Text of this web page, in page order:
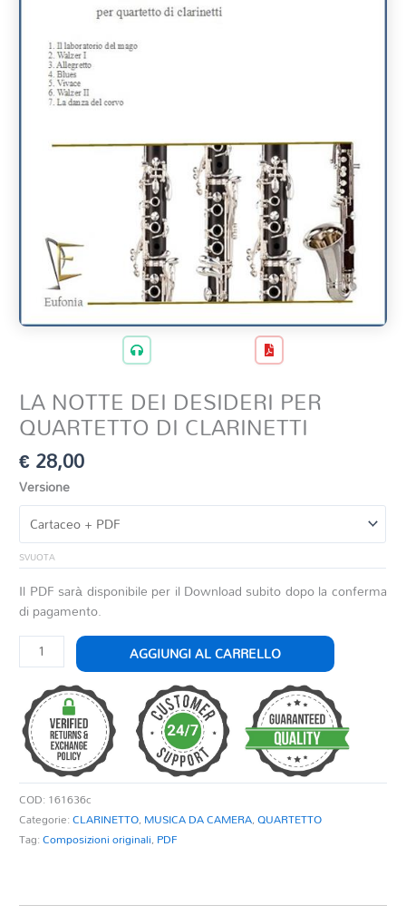
LA NOTTE DEI DESIDERI PER
QUARTETTO DI CLARINETTI
€28,00
Versione
SVUOTA
Il PDF sarà disponibile per il Download subito dopo la conferma
di pagamento.
LA
NOTTE
DESIDERI
PER
QUARTETTO
DI
CLARINETTI
quantità
AGGIUNGI AL CARRELLO
COD: 161636c
Categorie:CLARINETTO, MUSICA DA CAMERA,QUARTETTO
Tag:Composizioni originali, PDF